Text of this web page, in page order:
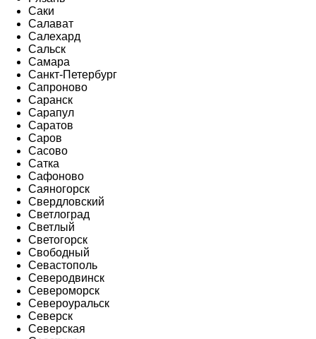
Саки
Салават
Салехард
Сальск
Самара
Санкт-Петербург
Сапроново
Саранск
Сарапул
Саратов
Саров
Сасово
Сатка
Сафоново
Саяногорск
Свердловский
Светлоград
Светлый
Светогорск
Свободный
Севастополь
Северодвинск
Североморск
Североуральск
Северск
Северская